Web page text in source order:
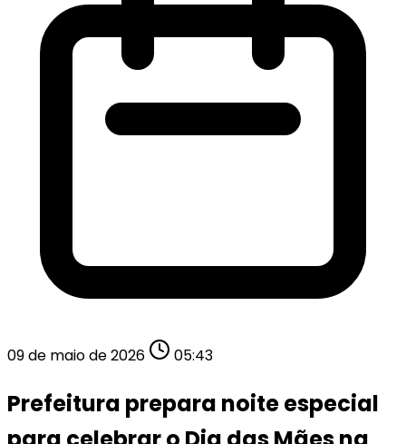
09 de maio de 2026 05:43
Prefeitura prepara noite especial